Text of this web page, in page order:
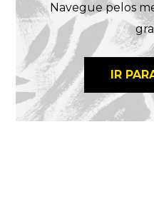
Navegue pelos
IR